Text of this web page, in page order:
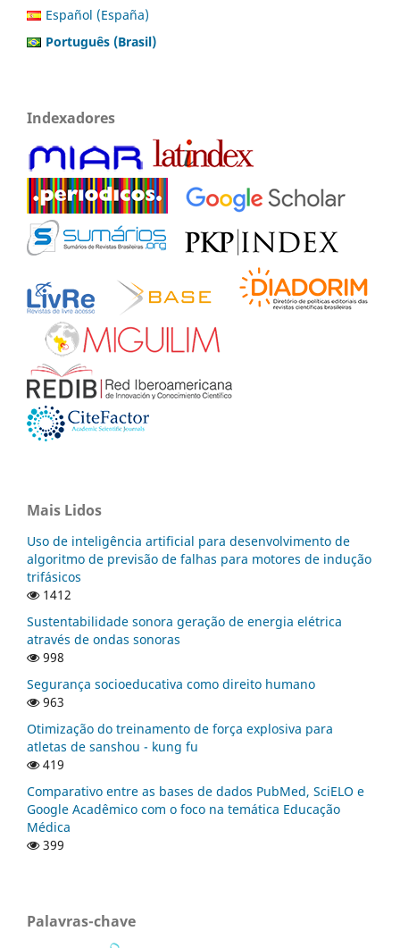
Español (España)
Português (Brasil)
Indexadores
Mais Lidos
Uso de inteligência artificial para desenvolvimento de
algoritmo de previsão de falhas para motores de indução
trifásicos
1412
Sustentabilidade sonora geração de energia elétrica
através de ondas sonoras
998
Segurança socioeducativa como direito humano
963
Otimização do treinamento de força explosiva para
atletas de sanshou - kung fu
419
Comparativo entre as bases de dados PubMed, SciELO e
Google Acadêmico com o foco na temática Educação
Médica
399
Palavras-chave